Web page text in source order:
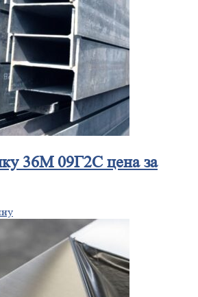
36М 09Г2С цена за